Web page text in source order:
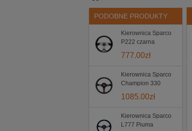
PODOBNE PRODUKTY
Kierownica Sparco
P222 czarna
777.00zł
Kierownica Sparco
Champion 330
1085.00zł
Kierownica Sparco
L777 Piuma